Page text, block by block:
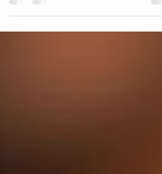
SEO, anúncios, automação, conteúdo e prova social
para gerar vendas reais.